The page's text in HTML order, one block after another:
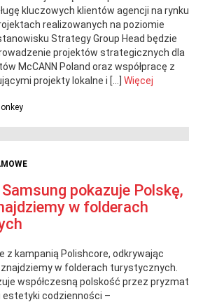
kluczowych klientów agencji na rynku
realizowanych na poziomie
Strategy Group Head będzie
projektów strategicznych dla
McCANN Poland oraz współpracę z
projekty lokalne i […] Więcej
pokazuje Polskę,
w folderach
z kampanią Polishcore, odkrywając
znajdziemy w folderach turystycznych.
współczesną polskość przez pryzmat
estetyki codzienności –